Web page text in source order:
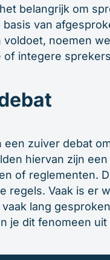
belangrijk om
van
voldoet, noemen
of integere
een zuiver debat
hiervan zijn
of reglementen.
regels. Vaak is er
lang
je dit fenomeen